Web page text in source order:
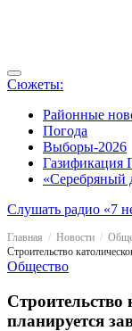
Сюжеты:
Районные
Погода
Выборы-2026
Газификация
«Серебряный
Слушать радио «7
Главная Новости
Общество
Строительство
планируется